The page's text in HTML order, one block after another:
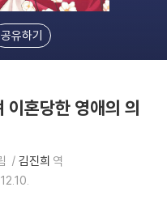
공유하기
이혼당한 영애의 의
김진희 역